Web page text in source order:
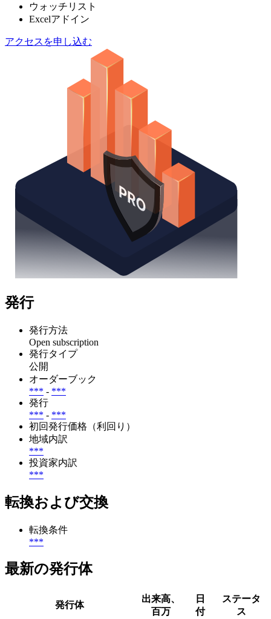
ウォッチリスト
Excelアドイン
アクセスを申し込む
発行
発行方法
Open subscription
発行タイプ
公開
オーダーブック
*** - ***
発行
*** - ***
初回発行価格（利回り）
地域内訳
***
投資家内訳
***
転換および交換
転換条件
***
最新の発行体
発行体
出来高、
百万
日
付
ステータ
ス